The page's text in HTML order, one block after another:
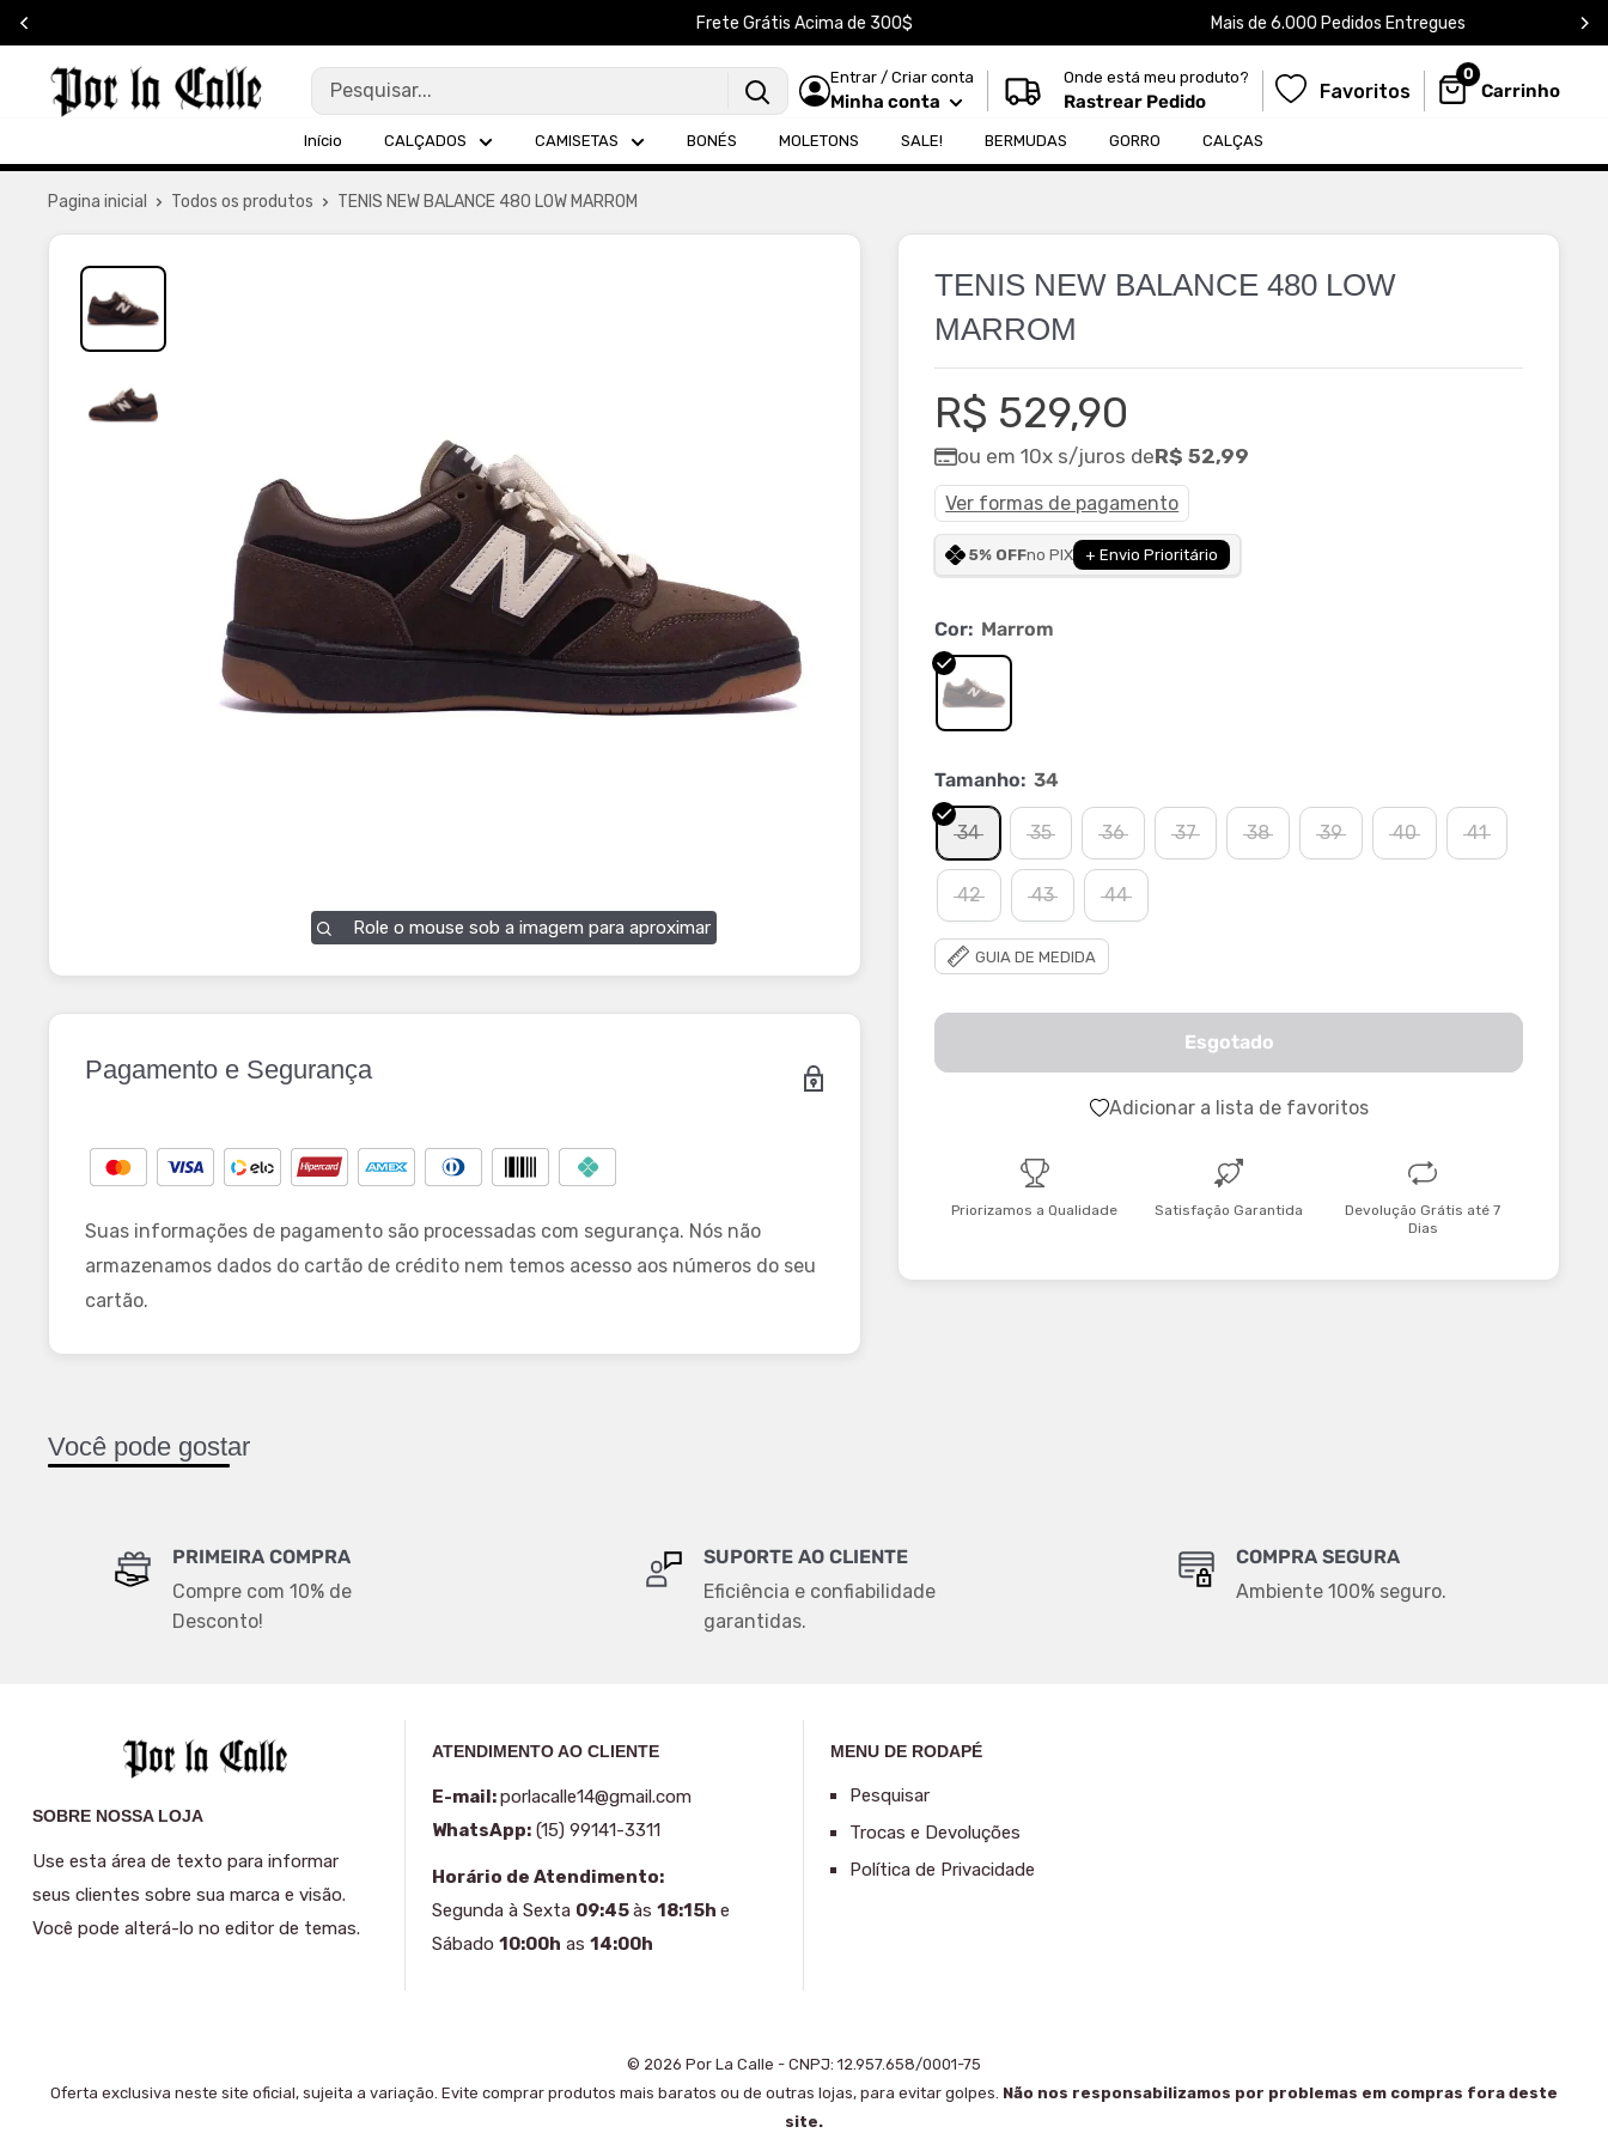
Pular
para
conteúdo
Mais de 6.000 Pedidos Entregues
Frete Grátis Acima de 300$
Por
La
Entrar / Criar conta
Minha conta
Onde está meu produto?
Rastrear Pedido Favoritos
0
Carrinho
Início CALÇADOS CAMISETAS BONÉS MOLETONS SALE! BERMUDAS GORRO CALÇAS
Pagina inicial Todos os produtos TENIS NEW BALANCE 480 LOW MARROM
Role o mouse sob a imagem para aproximar
TENIS NEW BALANCE 480 LOW
MARROM
Preço
promocional
R$ 529,90
ou em 10x s/juros deR$ 52,99
Ver formas de pagamento
5% OFFno PIX + Envio Prioritário
Cor: Marrom
Tamanho: 34
34 35 36 37 38 39 40 41
42 43 44
GUIA DE MEDIDA
Esgotado
Adicionar a lista de favoritos
Priorizamos a Qualidade Satisfação Garantida
Devolução Grátis até 7
Dias
Pagamento e Segurança
Suas informações de pagamento são processadas com segurança. Nós não
armazenamos dados do cartão de crédito nem temos acesso aos números do seu
cartão.
Você pode gostar
PRIMEIRA COMPRA
Compre com 10% de
Desconto!
SUPORTE AO CLIENTE
Eficiência e confiabilidade
garantidas.
COMPRA SEGURA
Ambiente 100% seguro.
SOBRE NOSSA LOJA
Use esta área de texto para informar
seus clientes sobre sua marca e visão.
Você pode alterá-lo no editor de temas.
ATENDIMENTO AO CLIENTE
E-mail:porlacalle14@gmail.com
WhatsApp:(15) 99141-3311
Horário de Atendimento:
Segunda à Sexta 09:45às 18:15h e
Sábado 10:00h as 14:00h
MENU DE RODAPÉ
Pesquisar
Trocas e Devoluções
Política de Privacidade
© 2026 Por La Calle - CNPJ: 12.957.658/0001-75
Oferta exclusiva neste site oficial, sujeita a variação. Evite comprar produtos mais baratos ou de outras lojas, para evitar golpes. Não nos responsabilizamos por problemas em compras fora deste
site.